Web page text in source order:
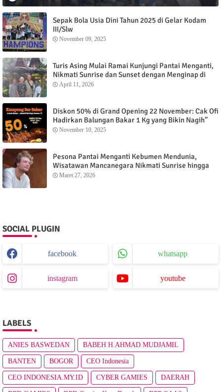
Sepak Bola Usia Dini Tahun 2025 di Gelar Kodam
III/Slw
November 09, 2025
Turis Asing Mulai Ramai Kunjungi Pantai Menganti,
Nikmati Sunrise dan Sunset dengan Menginap di
Menganti Cottage
April 11, 2026
Diskon 50% di Grand Opening 22 November: Cak Ofi
Hadirkan Balungan Bakar 1 Kg yang Bikin Nagih”
November 10, 2025
Pesona Pantai Menganti Kebumen Mendunia,
Wisatawan Mancanegara Nikmati Sunrise hingga
Sunset dari Menganti Cottage
Maret 27, 2026
SOCIAL PLUGIN
facebook whatsapp
instagram youtube
LABELS
ANIES BASWEDAN BABEH H.AHMAD MUDJAMIL
BANTEN BOGOR CEO Indonesia
CEO INDONESIA.MY.ID CYBER GAMIES DAERAH